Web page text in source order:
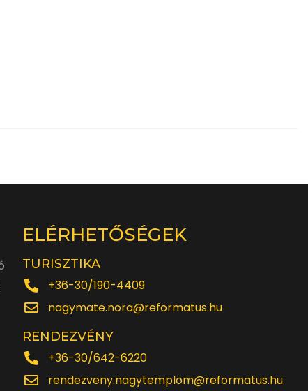
ELÉRHETŐSÉGEK
TURISZTIKA
+36-30/190-4409
nagymate.nora@reformatus.hu
RENDEZVÉNY
+36-30/642-6220
rendezveny.nagytemplom@reformatus.hu